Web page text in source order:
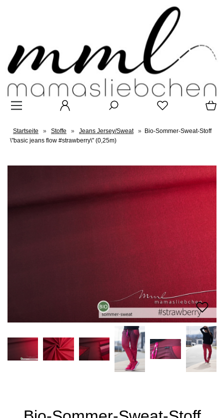
Startseite » Stoffe » Jeans Jersey/Sweat » Bio-Sommer-Sweat-Stoff
\"basic jeans flow #strawberry\" (0,25m)